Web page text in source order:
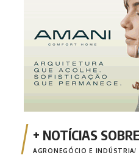
AGRONEGÓCIO E INDÚSTRIA